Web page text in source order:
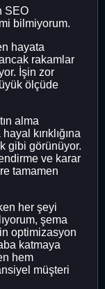
SEO
bilmiyorum.
hayata
rakamlar
İşin zor
ölçüde
alma
kırıklığına
gibi görünüyor.
ve karar
tamamen
her şeyi
şema
optimizasyon
katmaya
hem
müşteri